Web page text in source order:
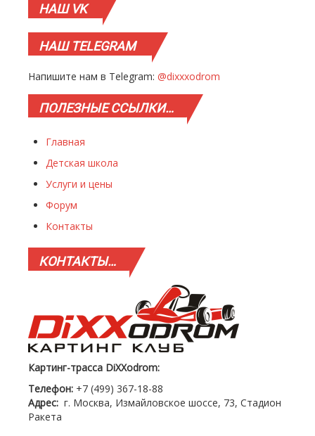
НАШVK
НАШTELEGRAM
Напишите нам в Telegram: @dixxxodrom
ПОЛЕЗНЫЕССЫЛКИ…
Главная
Детская школа
Услуги и цены
Форум
Контакты
КОНТАКТЫ…
Картинг-трасса DiXXodrom:
Телефон: +7 (499) 367-18-88
Адрес: г. Москва, Измайловское шоссе, 73, Стадион
Ракета